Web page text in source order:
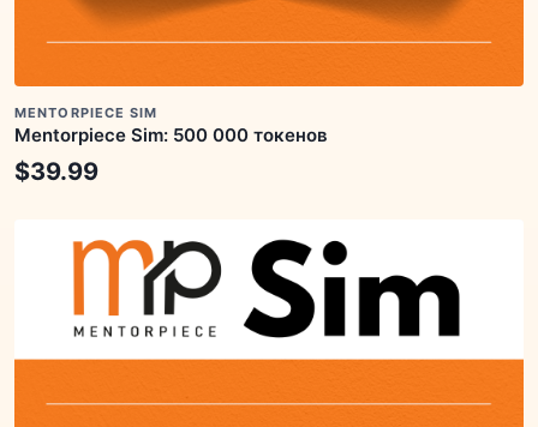
MENTORPIECE SIM
Mentorpiece Sim: 500 000 токенов
$39.99